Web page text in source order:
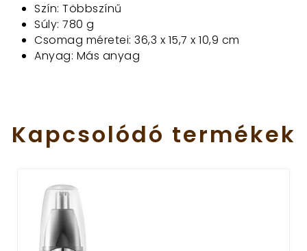
Szín: Többszínű
Súly: 780 g
Csomag méretei: 36,3 x 15,7 x 10,9 cm
Anyag: Más anyag
Kapcsolódó termékek